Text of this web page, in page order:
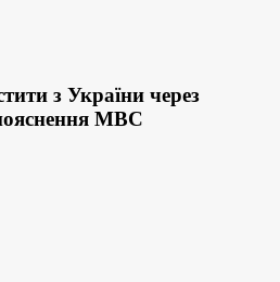
з України через
МВС